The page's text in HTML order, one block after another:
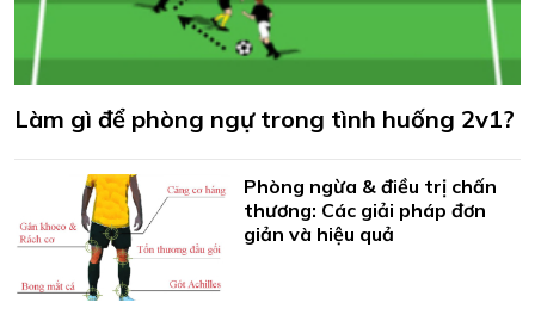
Làm gì để phòng ngự trong tình huống 2v1?
Phòng ngừa & điều trị chấn
thương: Các giải pháp đơn
giản và hiệu quả